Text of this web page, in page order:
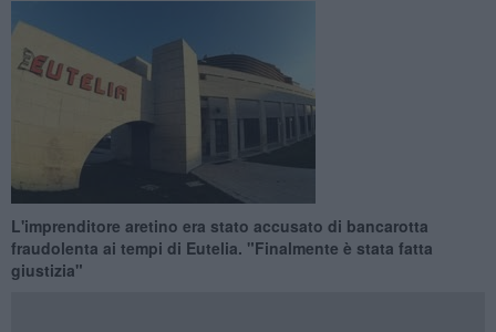
L'imprenditore aretino era stato accusato di bancarotta
fraudolenta ai tempi di Eutelia. "Finalmente è stata fatta
giustizia"